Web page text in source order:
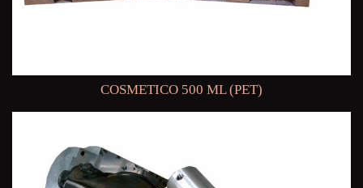
COSMETICO 500 ML (PET)